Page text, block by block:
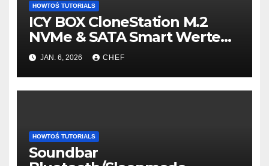
HOWTOŚ TUTORIALS
ICY BOX CloneStation M.2
NVMe & SATA Smart Werte
auslesen – so gehts!
JAN. 6, 2026 CHEF
HOWTOŚ TUTORIALS
Soundbar